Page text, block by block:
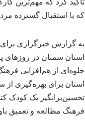
تأکید کرد که مهم‌ترین
که با استقبال گسترده
به گزارش خبرگزاری
استان سمنان در روزهای
جلوه‌ای از هم‌افزایی
استان برای بهره‌گیری از
تحسین‌برانگیز یک کودک
فرهنگ مطالعه و تعمیق